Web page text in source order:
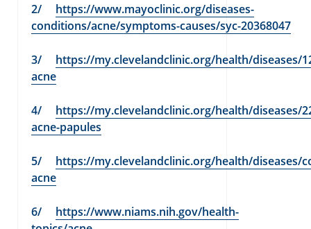
https://www.mayoclinic.org/diseases-
conditions/acne/symptoms-causes/syc-20368047
https://my.clevelandclinic.org/health/diseases/
acne
https://my.clevelandclinic.org/health/diseases/
acne-papules
https://my.clevelandclinic.org/health/diseases/
acne
https://www.niams.nih.gov/health-